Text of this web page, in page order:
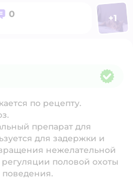
0 Фото
+1
по рецепту.
препарат для
для задержки и
нежелательной
половой охоты
поведения.